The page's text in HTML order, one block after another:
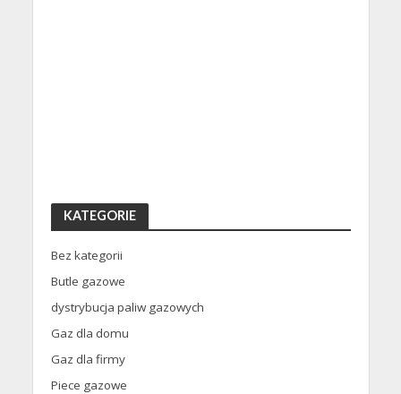
KATEGORIE
Bez kategorii
Butle gazowe
dystrybucja paliw gazowych
Gaz dla domu
Gaz dla firmy
Piece gazowe